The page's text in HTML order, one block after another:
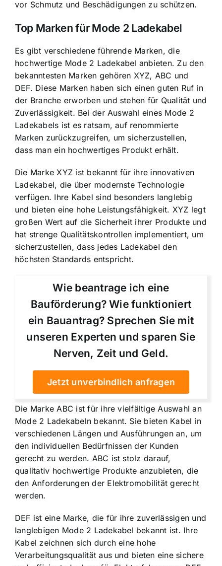
vor Schmutz und Beschädigungen zu schützen.
Top Marken für Mode 2 Ladekabel
Es gibt verschiedene führende Marken, die
hochwertige Mode 2 Ladekabel anbieten. Zu den
bekanntesten Marken gehören XYZ, ABC und
DEF. Diese Marken haben sich einen guten Ruf in
der Branche erworben und stehen für Qualität und
Zuverlässigkeit. Bei der Auswahl eines Mode 2
Ladekabels ist es ratsam, auf renommierte
Marken zurückzugreifen, um sicherzustellen,
dass man ein hochwertiges Produkt erhält.
Die Marke XYZ ist bekannt für ihre innovativen
Ladekabel, die über modernste Technologie
verfügen. Ihre Kabel sind besonders langlebig
und bieten eine hohe Leistungsfähigkeit. XYZ legt
großen Wert auf die Sicherheit ihrer Produkte und
hat strenge Qualitätskontrollen implementiert, um
sicherzustellen, dass jedes Ladekabel den
höchsten Standards entspricht.
Wie beantrage ich eine
Bauförderung? Wie funktioniert
ein Bauantrag? Sprechen Sie mit
unseren Experten und sparen Sie
Nerven, Zeit und Geld.
Jetzt unverbindlich anfragen
Die Marke ABC ist für ihre vielfältige Auswahl an
Mode 2 Ladekabeln bekannt. Sie bieten Kabel in
verschiedenen Längen und Ausführungen an, um
den individuellen Bedürfnissen der Kunden
gerecht zu werden. ABC ist stolz darauf,
qualitativ hochwertige Produkte anzubieten, die
den Anforderungen der Elektromobilität gerecht
werden.
DEF ist eine Marke, die für ihre zuverlässigen und
langlebigen Mode 2 Ladekabel bekannt ist. Ihre
Kabel zeichnen sich durch eine hohe
Verarbeitungsqualität aus und bieten eine sichere